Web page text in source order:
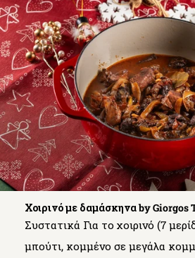
Χοιρινό με δαμάσκηνα by Giorgos
Συστατικά Για το χοιρινό (7
μπούτι, κομμένο σε μεγάλα